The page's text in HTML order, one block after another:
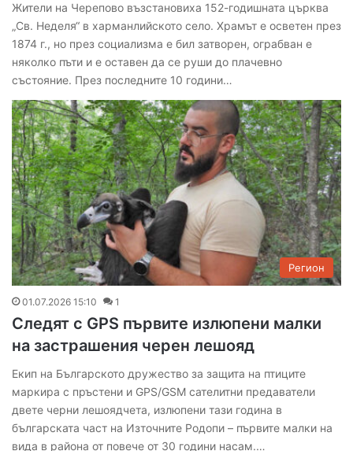
Жители на Черепово възстановиха 152-годишната църква
„Св. Неделя“ в харманлийското село. Храмът е осветен през
1874 г., но през социализма е бил затворен, ограбван е
няколко пъти и е оставен да се руши до плачевно
състояние. През последните 10 години…
Регион
01.07.2026 15:10 1
Следят с GPS първите излюпени малки
на застрашения черен лешояд
Екип на Българското дружество за защита на птиците
маркира с пръстени и GPS/GSM сателитни предаватели
двете черни лешоядчета, излюпени тази година в
българската част на Източните Родопи – първите малки на
вида в района от повече от 30 години насам.…